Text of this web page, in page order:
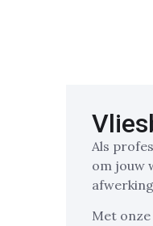
Als
om jouw
Met